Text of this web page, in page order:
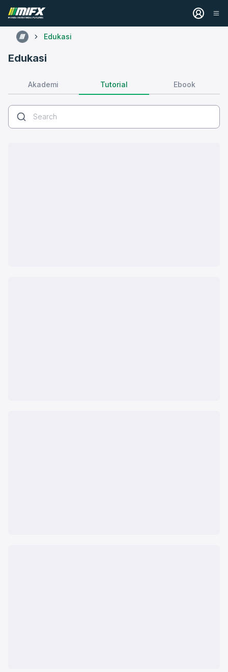
Edukasi
Edukasi
Akademi Tutorial Ebook